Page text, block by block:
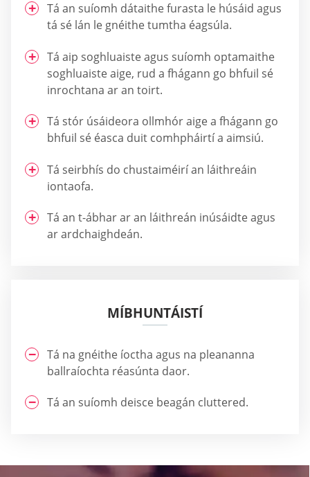
Tá an suíomh dátaithe furasta le húsáid agus
tá sé lán le gnéithe tumtha éagsúla.
Tá aip soghluaiste agus suíomh optamaithe
soghluaiste aige, rud a fhágann go bhfuil sé
inrochtana ar an toirt.
Tá stór úsáideora ollmhór aige a fhágann go
bhfuil sé éasca duit comhpháirtí a aimsiú.
Tá seirbhís do chustaiméirí an láithreáin
iontaofa.
Tá an t-ábhar ar an láithreán inúsáidte agus
ar ardchaighdeán.
MÍBHUNTÁISTÍ
Tá na gnéithe íoctha agus na pleananna
ballraíochta réasúnta daor.
Tá an suíomh deisce beagán cluttered.